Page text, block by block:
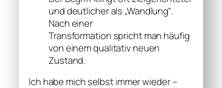
und deutlicher als „Wandlung“.
Nach einer
Transformation spricht man häufig
von einem qualitativ neuen
Zustand.
Ich habe mich selbst immer wieder –